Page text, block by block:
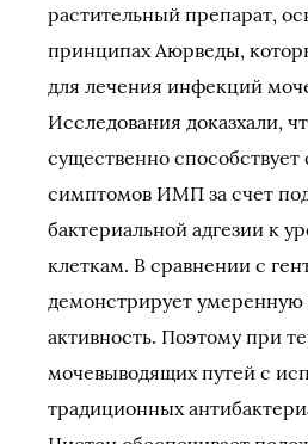
растительный препарат,
принципах Аюрведы,
для лечения инфекций
Исследования доказхали,
существенно
симптомов ИМП за счет
бактериальной адгезии к
клеткам. В сравнении с
демонстрирует
активность. Поэтому при
мочевыводящих путей с
традиционных